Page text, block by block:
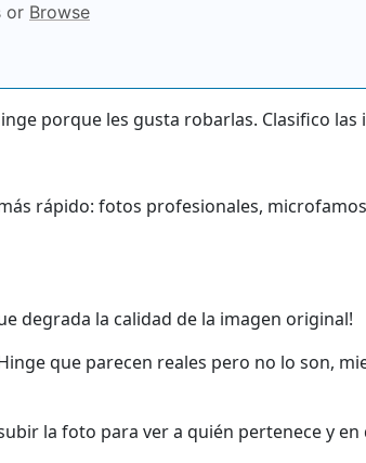
or Browse
porque les gusta robarlas. Clasifico las
rápido: fotos profesionales,
degrada la calidad de la imagen original!
que parecen reales pero no lo son,
la foto para ver a quién pertenece y en